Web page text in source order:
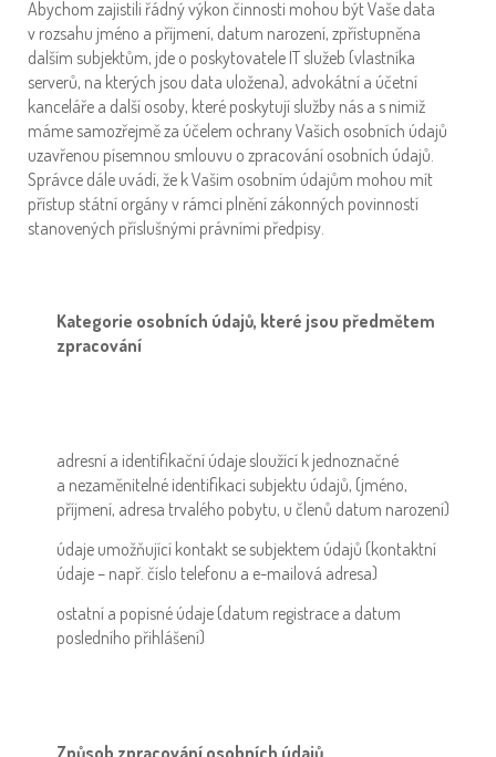
Abychom zajistili řádný výkon činnosti mohou být Vaše data
v rozsahu jméno a příjmení, datum narození, zpřístupněna
dalším subjektům, jde o poskytovatele IT služeb (vlastníka
serverů, na kterých jsou data uložena), advokátní a účetní
kanceláře a další osoby, které poskytují služby nás a s nimiž
máme samozřejmě za účelem ochrany Vašich osobních údajů
uzavřenou písemnou smlouvu o zpracování osobních údajů.
Správce dále uvádí, že k Vašim osobním údajům mohou mít
přístup státní orgány v rámci plnění zákonných povinností
stanovených příslušnými právními předpisy.
Kategorie osobních údajů, které jsou předmětem
zpracování
adresní a identifikační údaje sloužící k jednoznačné
a nezaměnitelné identifikaci subjektu údajů, (jméno,
příjmení, adresa trvalého pobytu, u členů datum narození)
údaje umožňující kontakt se subjektem údajů (kontaktní
údaje – např. číslo telefonu a e-mailová adresa)
ostatní a popisné údaje (datum registrace a datum
posledního přihlášení)
Způsob zpracování osobních údajů